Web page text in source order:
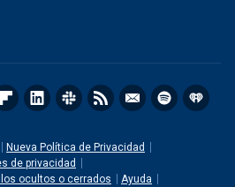
Nueva Política de Privacidad
de privacidad
ocultos o cerrados
Ayuda